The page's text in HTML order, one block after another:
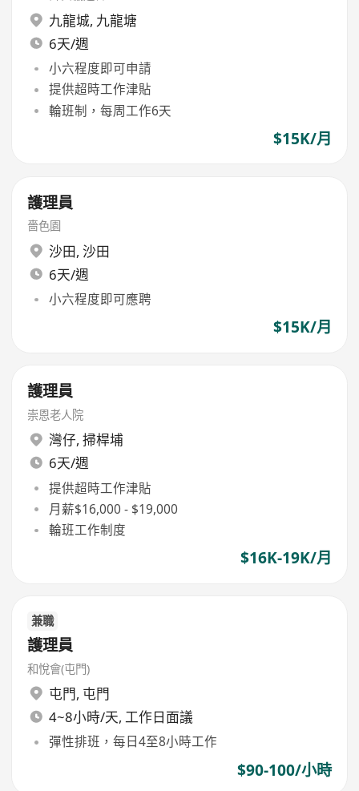
九龍城, 九龍塘
6天/週
小六程度即可申請
提供超時工作津貼
輪班制，每周工作6天
$15K/月
護理員
嗇色園
沙田, 沙田
6天/週
小六程度即可應聘
$15K/月
護理員
崇恩老人院
灣仔, 掃桿埔
6天/週
提供超時工作津貼
月薪$16,000 - $19,000
輪班工作制度
$16K-19K/月
兼職
護理員
和悅會(屯門)
屯門, 屯門
4~8小時/天, 工作日面議
彈性排班，每日4至8小時工作
$90-100/小時